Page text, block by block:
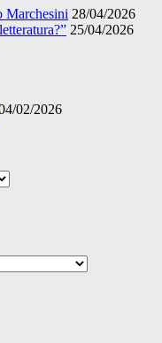
Marchesini 28/04/2026
25/04/2026
02/2026